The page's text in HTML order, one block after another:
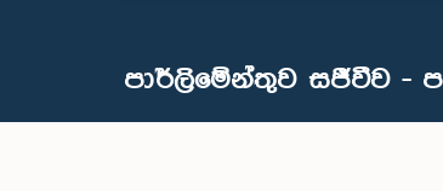
පාර්ලිමේන්තුව සජීවීව -